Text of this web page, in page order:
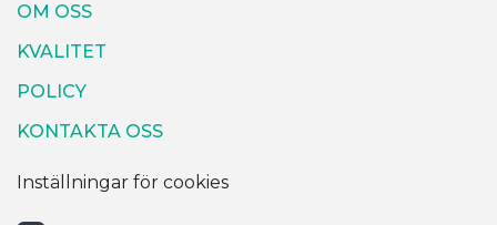
OM OSS
KVALITET
POLICY
KONTAKTA OSS
Inställningar för cookies